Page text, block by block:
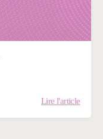
Lire l'article